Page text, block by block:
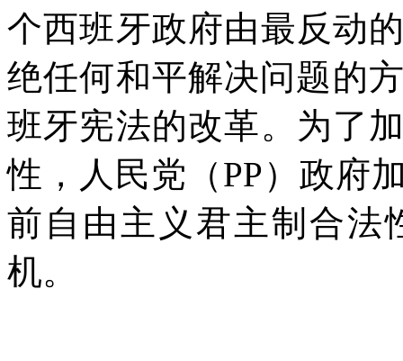
个西班牙政府由最反动
绝任何和平解决问题的
班牙宪法的改革。为了
性，人民党（PP）政府
前自由主义君主制合法
机。